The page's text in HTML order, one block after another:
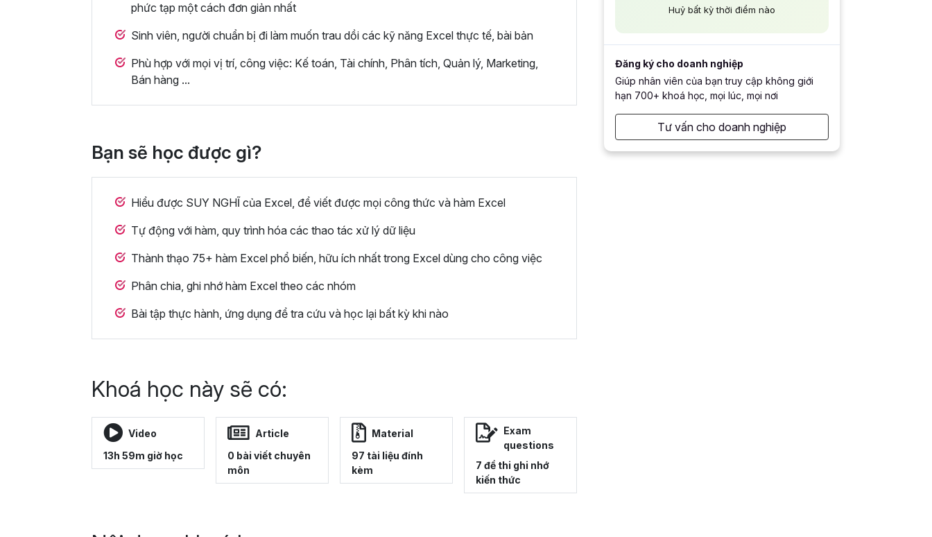
phức tạp một cách đơn giản nhất
Sinh viên, người chuẩn bị đi làm muốn trau dồi các kỹ năng Excel thực tế, bài bản
Phù hợp với mọi vị trí, công việc: Kế toán, Tài chính, Phân tích, Quản lý, Marketing,
Bán hàng ...
Bạn sẽ học được gì?
Hiểu được SUY NGHĨ của Excel, để viết được mọi công thức và hàm Excel
Tự động với hàm, quy trình hóa các thao tác xử lý dữ liệu
Thành thạo 75+ hàm Excel phổ biến, hữu ích nhất trong Excel dùng cho công việc
Phân chia, ghi nhớ hàm Excel theo các nhóm
Bài tập thực hành, ứng dụng để tra cứu và học lại bất kỳ khi nào
Khoá học này sẽ có:
Video
13h 59m giờ học
Article
0 bài viết chuyên
môn
Material
97 tài liệu đính
kèm
Exam
questions
7 đề thi ghi nhớ
kiến thức
Huỷ bất kỳ thời điểm nào
Đăng ký cho doanh nghiệp
Giúp nhân viên của bạn truy cập không giới
hạn 700+ khoá học, mọi lúc, mọi nơi
Tư vấn cho doanh nghiệp